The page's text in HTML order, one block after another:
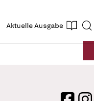
Aktuelle Ausgabe Suche
login
Facebook